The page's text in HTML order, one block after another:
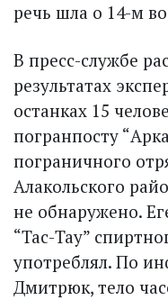
речь шла о 14-м
В пресс-службе
результатах
останках 15
погранпосту
пограничного
Алакольского
не обнаружено.
“Тас-Тау”
употреблял. По
Дмитрюк, тело